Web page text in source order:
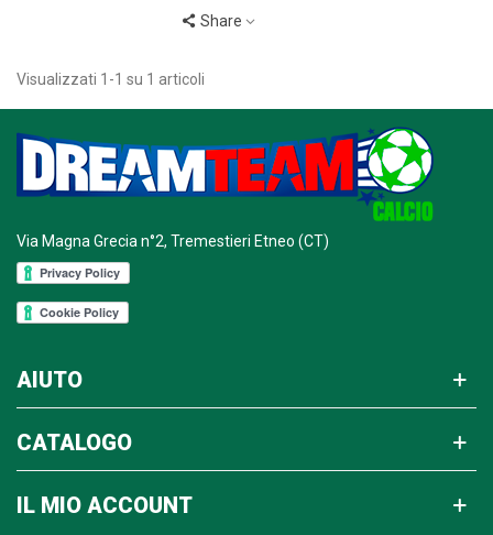
Share
Visualizzati 1-1 su 1 articoli
Via Magna Grecia n°2, Tremestieri Etneo (CT)
AIUTO
CATALOGO
IL MIO ACCOUNT